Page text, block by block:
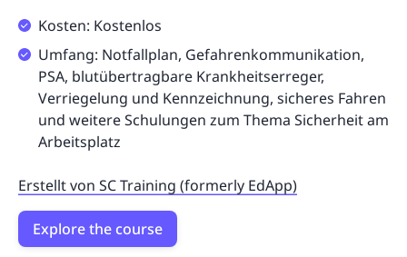
Kosten: Kostenlos
Umfang: Notfallplan, Gefahrenkommunikation,
PSA, blutübertragbare Krankheitserreger,
Verriegelung und Kennzeichnung, sicheres Fahren
und weitere Schulungen zum Thema Sicherheit am
Arbeitsplatz
Erstellt von SC Training (formerly EdApp)
Explore the course